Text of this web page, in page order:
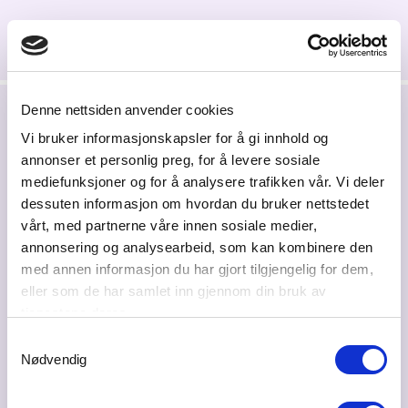
Denne nettsiden anvender cookies
Vi bruker informasjonskapsler for å gi innhold og
annonser et personlig preg, for å levere sosiale
mediefunksjoner og for å analysere trafikken vår. Vi deler
dessuten informasjon om hvordan du bruker nettstedet
vårt, med partnerne våre innen sosiale medier,
annonsering og analysearbeid, som kan kombinere den
med annen informasjon du har gjort tilgjengelig for dem,
eller som de har samlet inn gjennom din bruk av
Nødvendig
Siste nytt